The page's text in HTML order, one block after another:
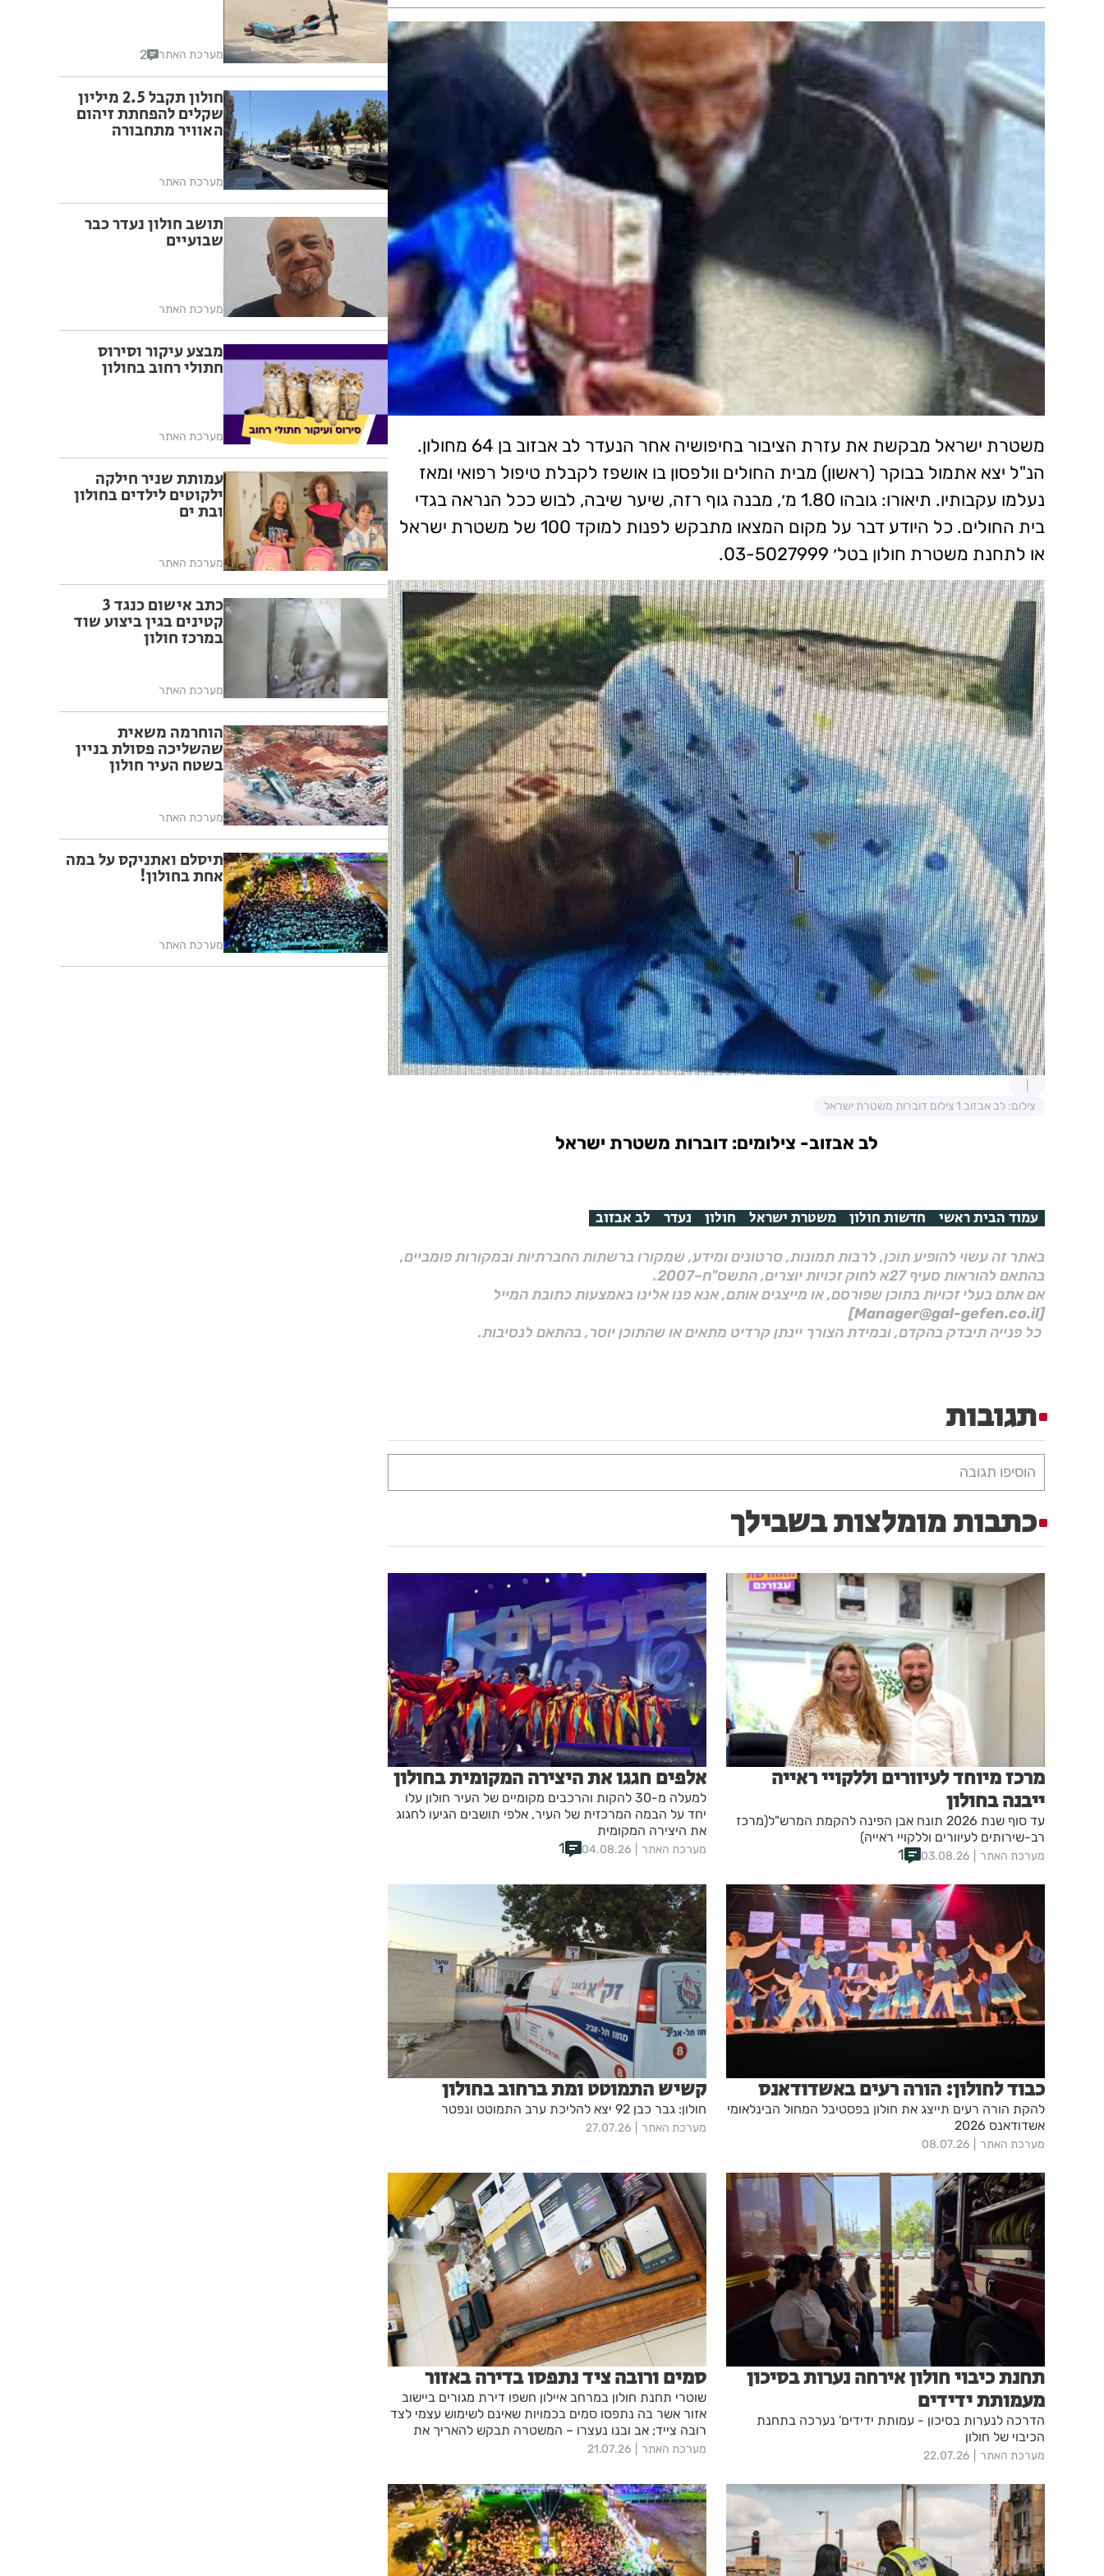
משטרת ישראל מבקשת את עזרת הציבור בחיפושיה אחר הנעדר לב אבזוב בן 64 מחולון.
הנ"ל יצא אתמול בבוקר (ראשון) מבית החולים וולפסון בו אושפז לקבלת טיפול רפואי ומאז
נעלמו עקבותיו. תיאורו: גובהו 1.80 מ׳, מבנה גוף רזה, שיער שיבה, לבוש ככל הנראה בגדי
בית החולים. כל היודע דבר על מקום המצאו מתבקש לפנות למוקד 100 של משטרת ישראל
או לתחנת משטרת חולון בטל׳ 03-5027999.
צילום: לב אבזוב 1 צילום דוברות משטרת ישראל
לב אבזוב- צילומים: דוברות משטרת ישראל
עמוד הבית ראשי חדשות חולון משטרת ישראל חולון נעדר לב אבזוב
באתר זה עשוי להופיע תוכן, לרבות תמונות, סרטונים ומידע, שמקורו ברשתות החברתיות ובמקורות פומביים,
בהתאם להוראות סעיף 27א לחוק זכויות יוצרים, התשס"ח–2007.
אם אתם בעלי זכויות בתוכן שפורסם, או מייצגים אותם, אנא פנו אלינו באמצעות כתובת המייל
[Manager@gal-gefen.co.il]
כל פנייה תיבדק בהקדם, ובמידת הצורך יינתן קרדיט מתאים או שהתוכן יוסר, בהתאם לנסיבות.
תגובות
הוסיפו תגובה
כתבות מומלצות בשבילך
מרכז מיוחד לעיוורים וללקויי ראייה
ייבנה בחולון
עד סוף שנת 2026 תונח אבן הפינה להקמת המרש"ל(מרכז
רב-שירותים לעיוורים וללקויי ראייה)
מערכת האתר 03.08.26
1
אלפים חגגו את היצירה המקומית בחולון
למעלה מ-30 להקות והרכבים מקומיים של העיר חולון עלו
יחד על הבמה המרכזית של העיר, אלפי תושבים הגיעו לחגוג
את היצירה המקומית
מערכת האתר 04.08.26
1
כבוד לחולון: הורה רעים באשדודאנס
להקת הורה רעים תייצג את חולון בפסטיבל המחול הבינלאומי
אשדודאנס 2026
מערכת האתר 08.07.26
קשיש התמוטט ומת ברחוב בחולון
חולון: גבר כבן 92 יצא להליכת ערב התמוטט ונפטר
מערכת האתר 27.07.26
תחנת כיבוי חולון אירחה נערות בסיכון
מעמותת ידידים
הדרכה לנערות בסיכון - עמותת ידידים' נערכה בתחנת
הכיבוי של חולון
מערכת האתר 22.07.26
סמים ורובה ציד נתפסו בדירה באזור
שוטרי תחנת חולון במרחב איילון חשפו דירת מגורים ביישוב
אזור אשר בה נתפסו סמים בכמויות שאינם לשימוש עצמי לצד
רובה צייד; אב ובנו נעצרו – המשטרה תבקש להאריך את
מעצרם בבית המשפט
מערכת האתר 21.07.26
מערכת האתר 2
חולון תקבל 2.5 מיליון
שקלים להפחתת זיהום
האוויר מתחבורה
מערכת האתר
תושב חולון נעדר כבר
שבועיים
מערכת האתר
מבצע עיקור וסירוס
חתולי רחוב בחולון
מערכת האתר
עמותת שניר חילקה
ילקוטים לילדים בחולון
ובת ים
מערכת האתר
כתב אישום כנגד 3
קטינים בגין ביצוע שוד
במרכז חולון
מערכת האתר
הוחרמה משאית
שהשליכה פסולת בניין
בשטח העיר חולון
מערכת האתר
תיסלם ואתניקס על במה
אחת בחולון!
מערכת האתר